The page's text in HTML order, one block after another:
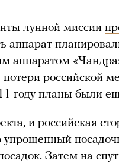
лунной миссии
аппарат
аппаратом
российской
году планы были
и российская
упрощенный
Затем на